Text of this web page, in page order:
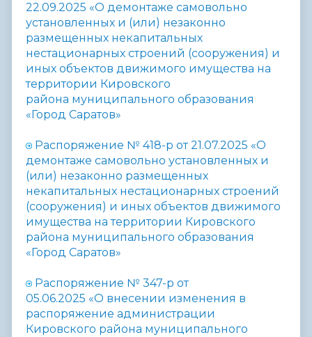
22.09.2025 «О демонтаже самовольно
установленных и (или) незаконно
размещенных некапитальных
нестационарных строений (сооружения) и
иных объектов движимого имущества на
территории Кировского
района муниципального образования
«Город Саратов»
Распоряжение № 418-р от 21.07.2025 «О
демонтаже самовольно установленных и
(или) незаконно размещенных
некапитальных нестационарных строений
(сооружения) и иных объектов движимого
имущества на территории Кировского
района муниципального образования
«Город Саратов»
Распоряжение № 347-р от
05.06.2025 «О внесении изменения в
распоряжение администрации
Кировского района муниципального